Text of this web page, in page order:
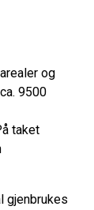
og
9500
taket
gjenbrukes